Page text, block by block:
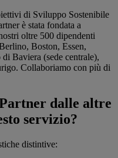
di Sviluppo Sostenibile
è stata fondata a
oltre 500 dipendenti
Boston, Essen,
Baviera (sede centrale),
Collaboriamo con più di
dalle altre
servizio?
distintive: